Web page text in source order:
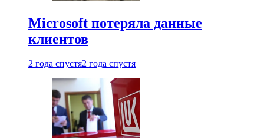
Microsoft потеряла данные
клиентов
2 года спустя2 года спустя